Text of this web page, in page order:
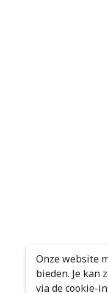
Onze website
bieden. Je kan
via de cookie-